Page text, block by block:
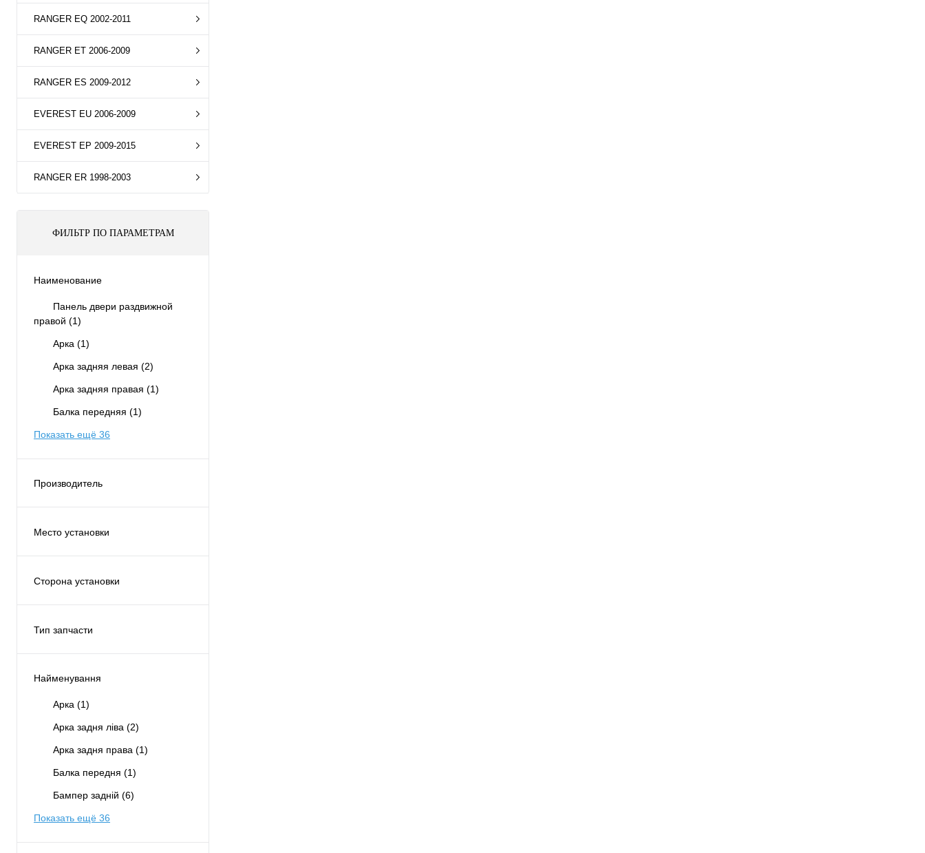
RANGER EQ 2002-2011
RANGER ET 2006-2009
RANGER ES 2009-2012
EVEREST EU 2006-2009
EVEREST EP 2009-2015
RANGER ER 1998-2003
ФИЛЬТР ПО ПАРАМЕТРАМ
Наименование
Панель двери раздвижной
правой (1)
Арка (1)
Арка задняя левая (2)
Арка задняя правая (1)
Балка передняя (1)
Показать ещё 36
Производитель
Место установки
Сторона установки
Снизу
Показать ещё 1
Тип запчасти
Найменування
Арка (1)
Арка задня ліва (2)
Арка задня права (1)
Балка передня (1)
Бампер задній (6)
Показать ещё 36